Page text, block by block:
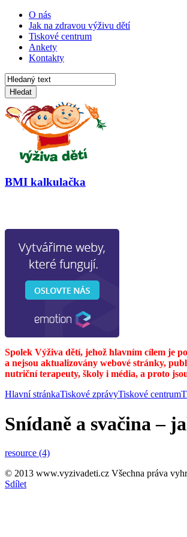
O nás
Jak na zdravou výživu dětí
Tiskové centrum
Ankety
Kontakty
Hledat
BMI kalkulačka
Spolek Výživa dětí, jehož hlavním cílem je
a nejsou aktualizovány webové stránky,
nutriční terapeuty, školy i média, a proto
Hlavní stránkaTiskové zprávyTiskové centrum
Snídaně a svačina –
resource (4)
© 2013 www.vyzivadeti.cz Všechna práva
Sdílet